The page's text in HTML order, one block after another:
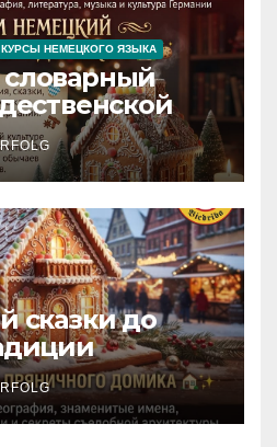
КУРСЫ НЕМЕЦКОГО ЯЗЫКА
немецкий
сказки до